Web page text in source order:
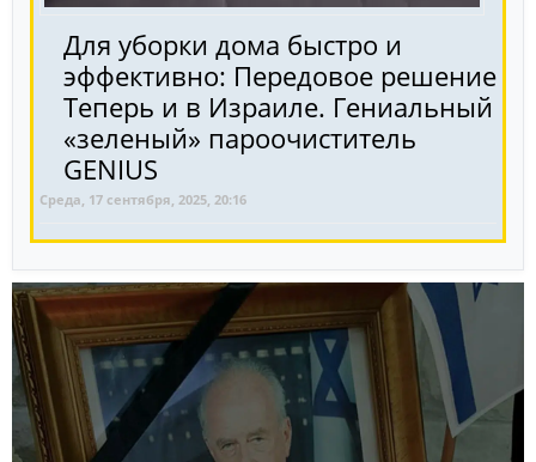
Для уборки дома быстро и
эффективно: Передовое решение
Теперь и в Израиле. Гениальный
«зеленый» пароочиститель
GENIUS
Среда, 17 сентября, 2025, 20:16